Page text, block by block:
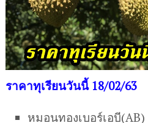
ราคาทุเรียนวันนี้ 18/02/63
หมอนทองเบอร์เอบี